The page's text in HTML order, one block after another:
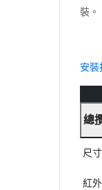
裝。
安裝
總
尺寸
紅